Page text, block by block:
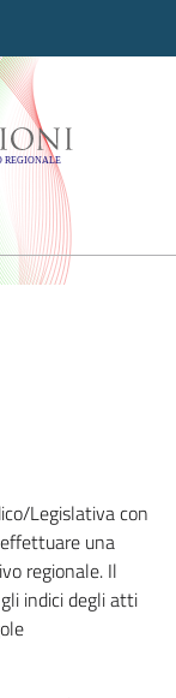
-
Legislativa con
una
regionale. Il
indici degli atti